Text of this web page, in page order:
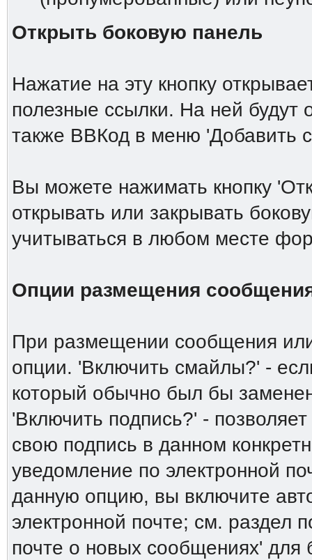
Открыть боковую панель
Нажатие на эту кнопку
полезные ссылки. На ней
также ВВКод в меню 'Добавить
Вы можете нажимать кнопку
открывать или закрывать
учитываться в любом месте
Опции размещения
При размещении сообщения
опции. 'Включить смайлы?' -
который обычно был бы
'Включить подпись?' -
свою подпись в данном
уведомление по электронной
данную опцию, вы включите
электронной почте; см. раздел
почте о новых сообщениях'